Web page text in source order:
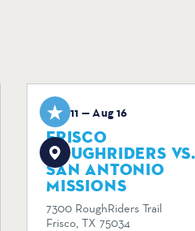
Aug 11 — Aug 16
FRISCO
ROUGHRIDERS
SAN ANTONIO
MISSIONS
7300 RoughRiders Trail
Frisco, TX 75034